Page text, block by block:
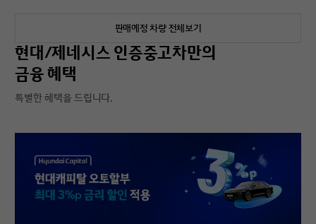
판매예정 차량 전체보기
현대/제네시스 인증중고차만의
금융 혜택
특별한 혜택을 드립니다.